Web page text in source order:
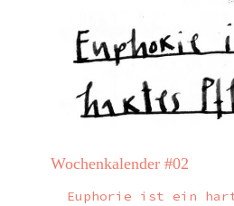
Wochenkalender #02
Euphorie ist ein